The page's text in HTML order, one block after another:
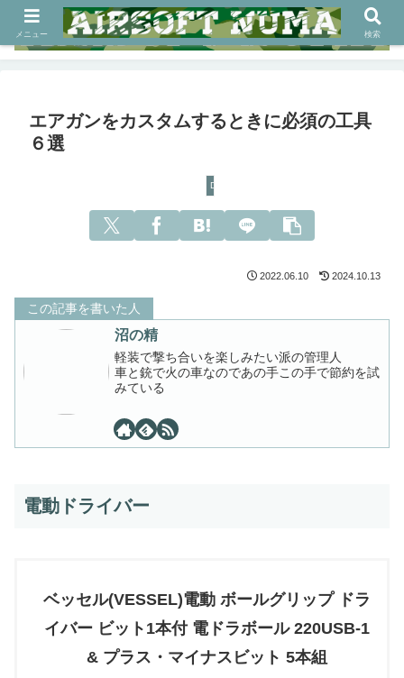
エアガンをカスタムするときに必須の工具
６選
DIY
2022.06.10 2024.10.13
この記事を書いた人
沼の精
軽装で撃ち合いを楽しみたい派の管理人
車と銃で火の車なのであの手この手で節約を試
みている
電動ドライバー
ベッセル(VESSEL)電動 ボールグリップ ドラ
イバー ビット1本付 電ドラボール 220USB-1
& プラス・マイナスビット 5本組
メニュー 検索